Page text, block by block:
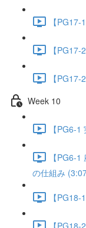
【
【
【
Week 10
【PG6-
【PG6-
の仕組み
【
【